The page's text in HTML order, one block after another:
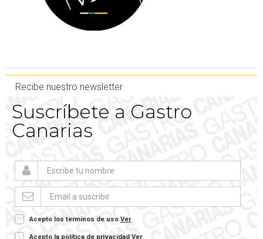
Recibe nuestro newsletter
Suscríbete a Gastro
Canarias
Acepto los terminos de uso Ver
Acepto la política de privacidad Ver